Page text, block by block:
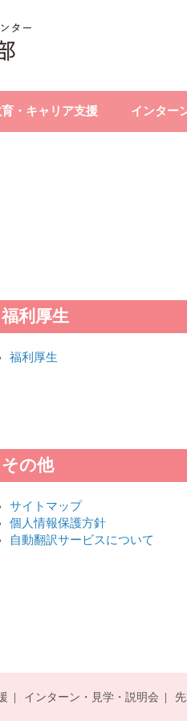
・キャリア支援 インター
福利厚生
福利厚生
その他
サイトマップ
個人情報保護方針
自動翻訳サービスについて
インターン・見学・説明会